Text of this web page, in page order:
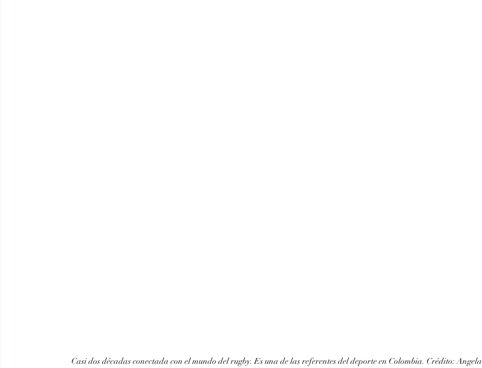
Casi dos décadas conectada con el mundo del rugby. Es una de las referentes del deporte en Colombia. Crédito: Angela